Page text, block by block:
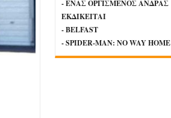
- ΕΝΑΣ ΟΡΓΙΣΜΕΝΟΣ ΑΝΔΡΑΣ
ΕΚΔΙΚΕΙΤΑΙ
- BELFAST
- SPIDER-MAN: NO WAY HOME